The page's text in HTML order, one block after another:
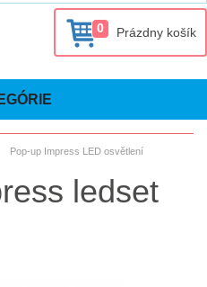
0 Prázdny košík
Pop-up Impress LED osvětlení
ledset